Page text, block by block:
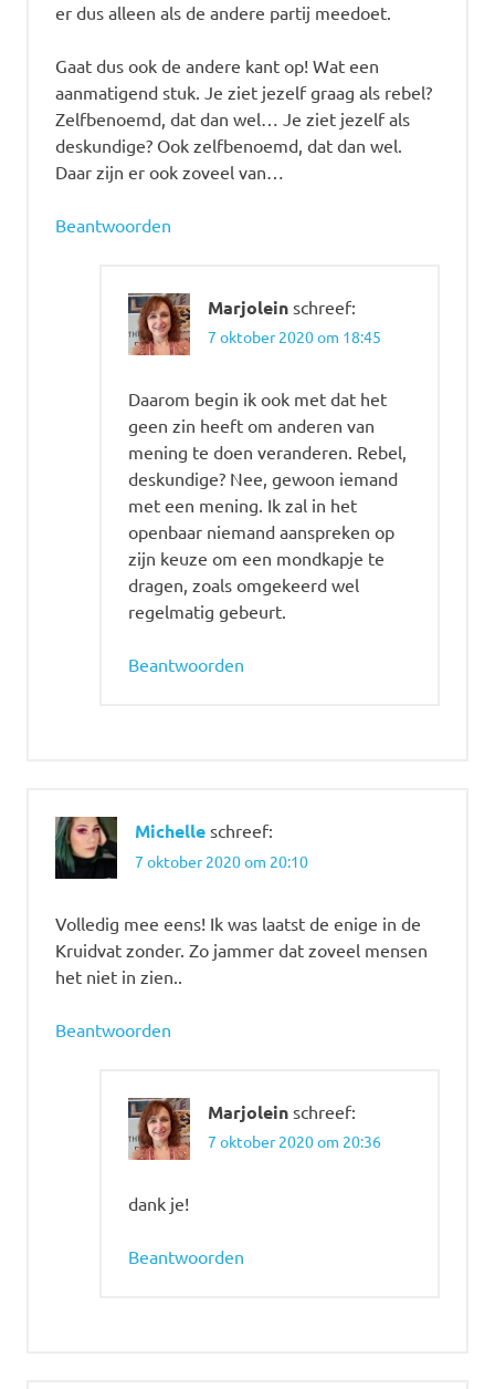
er dus alleen als de andere partij meedoet.
Gaat dus ook de andere kant op! Wat een
aanmatigend stuk. Je ziet jezelf graag als rebel?
Zelfbenoemd, dat dan wel… Je ziet jezelf als
deskundige? Ook zelfbenoemd, dat dan wel.
Daar zijn er ook zoveel van…
Beantwoorden
Marjolein schreef:
7 oktober 2020 om 18:45
Daarom begin ik ook met dat het
geen zin heeft om anderen van
mening te doen veranderen. Rebel,
deskundige? Nee, gewoon iemand
met een mening. Ik zal in het
openbaar niemand aanspreken op
zijn keuze om een mondkapje te
dragen, zoals omgekeerd wel
regelmatig gebeurt.
Beantwoorden
Michelle schreef:
7 oktober 2020 om 20:10
Volledig mee eens! Ik was laatst de enige in de
Kruidvat zonder. Zo jammer dat zoveel mensen
het niet in zien..
Beantwoorden
Marjolein schreef:
7 oktober 2020 om 20:36
dank je!
Beantwoorden